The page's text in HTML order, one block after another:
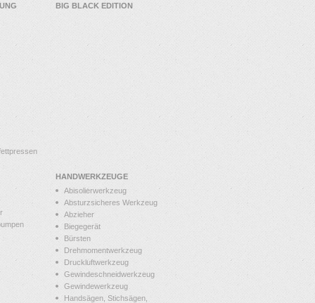
BIG BLACK EDITION
HANDWERKZEUGE
Abisolierwerkzeug
Absturzsicheres Werkzeug
Abzieher
Biegegerät
Bürsten
Drehmomentwerkzeug
Druckluftwerkzeug
Gewindeschneidwerkzeug
Gewindewerkzeug
Handsägen, Stichsägen,